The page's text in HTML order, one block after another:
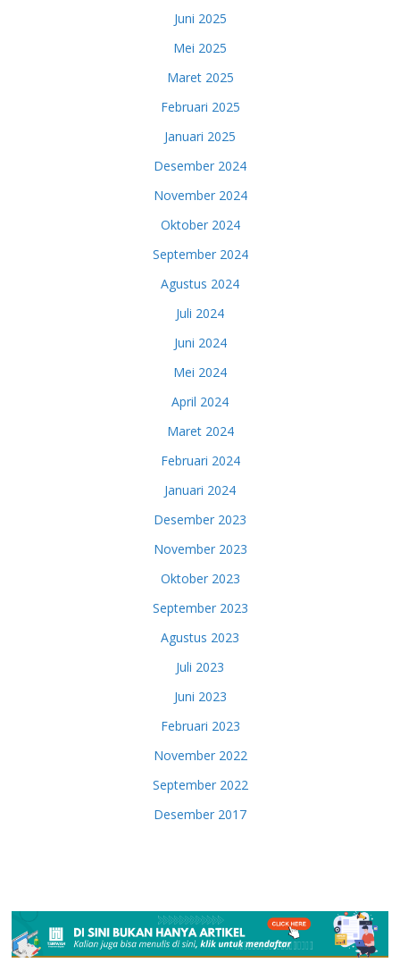
Juni 2025
Mei 2025
Maret 2025
Februari 2025
Januari 2025
Desember 2024
November 2024
Oktober 2024
September 2024
Agustus 2024
Juli 2024
Juni 2024
Mei 2024
April 2024
Maret 2024
Februari 2024
Januari 2024
Desember 2023
November 2023
Oktober 2023
September 2023
Agustus 2023
Juli 2023
Juni 2023
Februari 2023
November 2022
September 2022
Desember 2017